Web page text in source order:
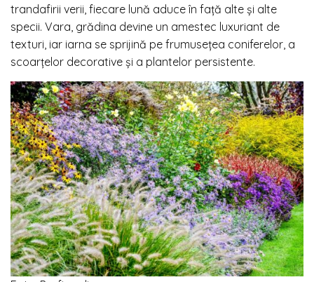
trandafirii verii, fiecare lună aduce în față alte și alte
specii. Vara, grădina devine un amestec luxuriant de
texturi, iar iarna se sprijină pe frumusețea coniferelor, a
scoarțelor decorative și a plantelor persistente.